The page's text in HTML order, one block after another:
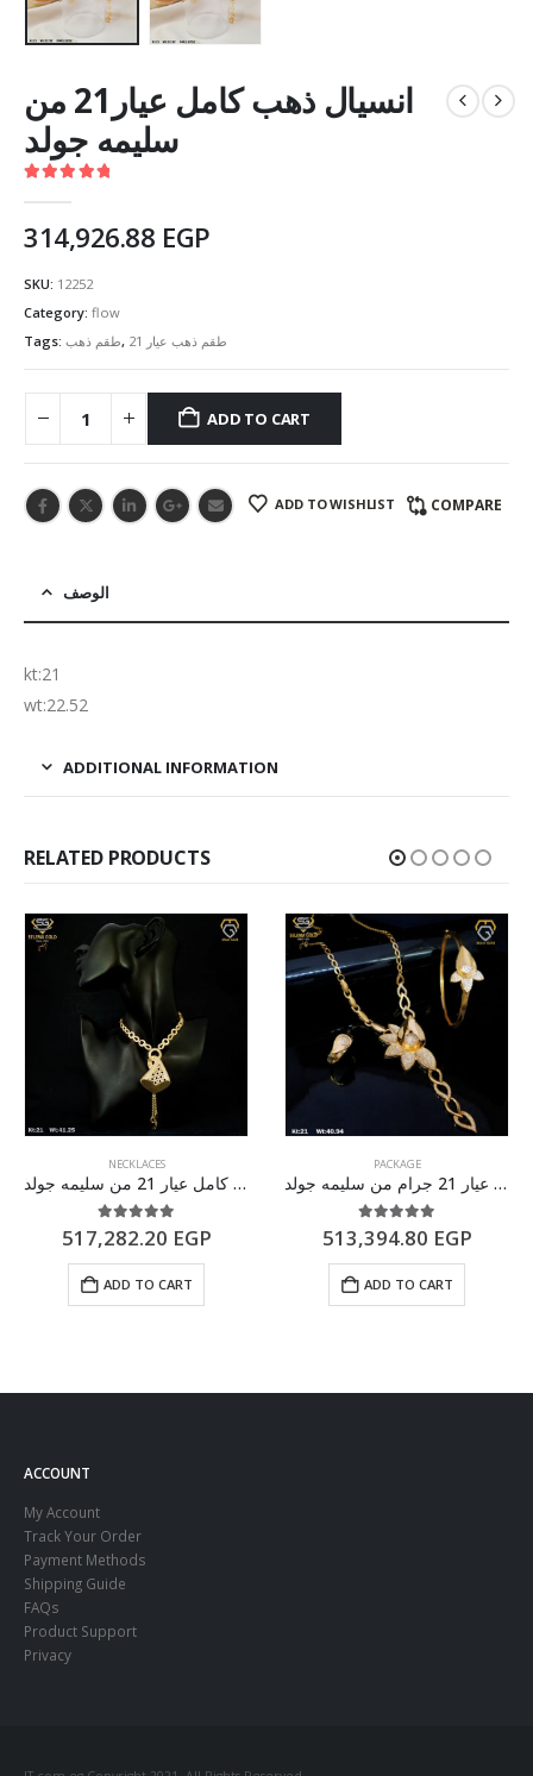
انسيال ذهب كامل عيار21 من
سليمه جولد
314,926.88 EGP
SKU: 12252
Category: flow
Tags: طقم ذهب, طقم ذهب عيار 21
ADD TO CART
ADD TO WISHLIST COMPARE
الوصف
kt:21
wt:22.52
ADDITIONAL INFORMATION
RELATED PRODUCTS
NECKLACES
طقم ذهب كامل عيار 21 من سليمه جولد
5.00out of 5
517,282.20 EGP
ADD TO CART
PACKAGE
طقم كامل ذهب عيار 21 جرام من سليمه جولد
5.00out of 5
513,394.80 EGP
ADD TO CART
ACCOUNT
My Account
Track Your Order
Payment Methods
Shipping Guide
FAQs
Product Support
Privacy